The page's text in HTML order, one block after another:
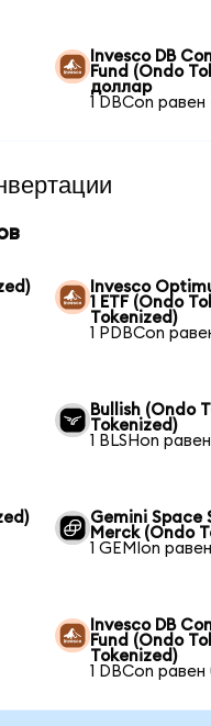
Invesco DB
Fund (Ondo
доллар
1 DBCon
Invesco
1 ETF (Ondo
Tokenized)
1 PDBCon
Bullish (Ondo
Tokenized)
1 BLSHon
Gemini Space
Merck (Ondo
1 GEMIon
Invesco DB
Fund (Ondo
Tokenized)
1 DBCon равен